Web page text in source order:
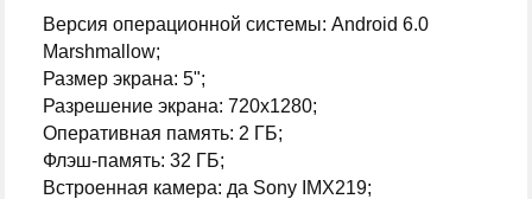
Версия операционной системы: Android 6.0
Marshmallow;
Размер экрана: 5";
Разрешение экрана: 720x1280;
Оперативная память: 2 ГБ;
Флэш-память: 32 ГБ;
Встроенная камера: да Sony IMX219;